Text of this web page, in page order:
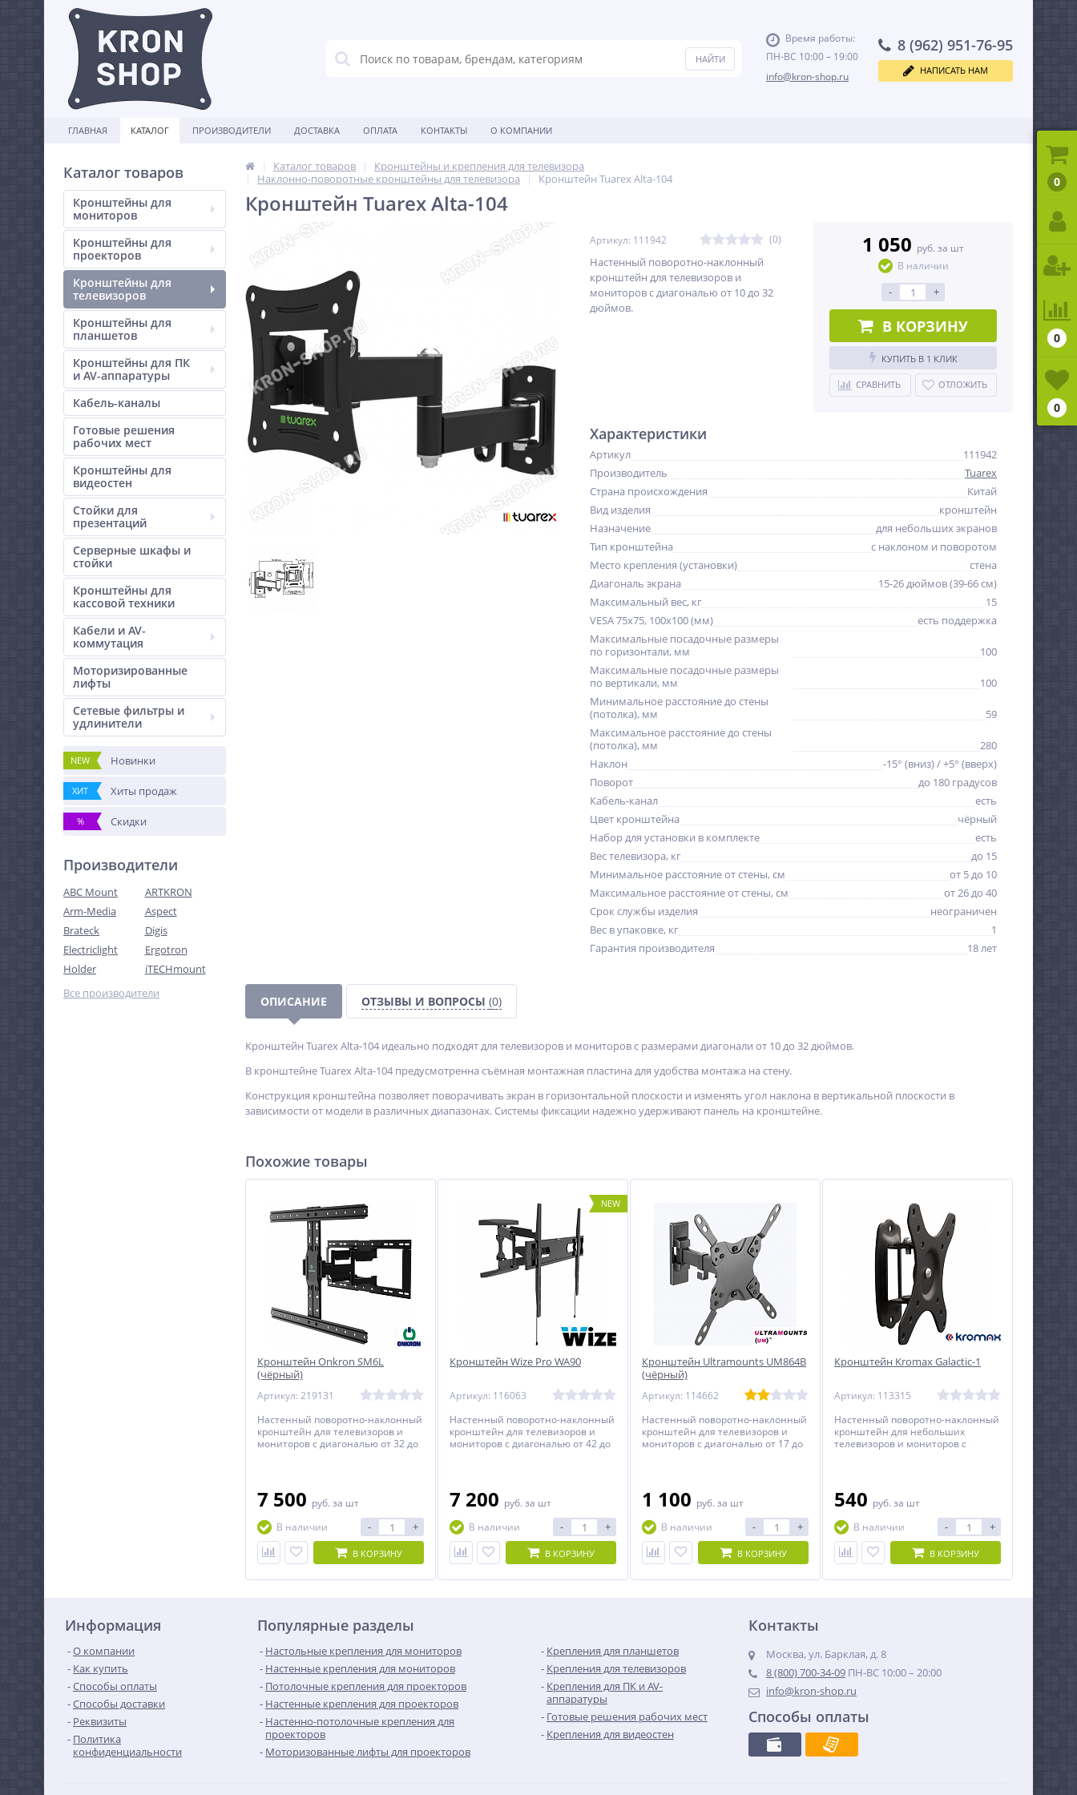
Время работы:
ПН-ВС 10:00 – 19:00
info@kron-shop.ru
8 (962) 951-76-95
НАПИСАТЬ НАМ
ГЛАВНАЯ КАТАЛОГ ПРОИЗВОДИТЕЛИ ДОСТАВКА ОПЛАТА КОНТАКТЫ О КОМПАНИИ
Каталог товаров
Кронштейны для
мониторов
Кронштейны для
проекторов
Кронштейны для
телевизоров
Кронштейны для
планшетов
Кронштейны для ПК
и AV-аппаратуры
Кабель-каналы
Готовые решения
рабочих мест
Кронштейны для
видеостен
Стойки для
презентаций
Серверные шкафы и
стойки
Кронштейны для
кассовой техники
Кабели и AV-
коммутация
Моторизированные
лифты
Сетевые фильтры и
удлинители
NEW Новинки
ХИТ Хиты продаж
% Скидки
Производители
ABC Mount
ARTKRON
Arm-Media
Aspect
Brateck
Digis
Electriclight
Ergotron
Holder
iTECHmount
Все производители
Каталог товаров
Кронштейны и крепления для телевизора
Наклонно-поворотные кронштейны для телевизора
Кронштейн Tuarex Alta-104
Кронштейн Tuarex Alta-104
Артикул: 111942 (0)
Настенный поворотно-наклонный
кронштейн для телевизоров и
мониторов с диагональю от 10 до 32
дюймов.
1 050 руб. за шт
В наличии
- +
В КОРЗИНУ
КУПИТЬ В 1 КЛИК
СРАВНИТЬ ОТЛОЖИТЬ
Характеристики
Артикул
111942
Производитель
Tuarex
Страна происхождения
Китай
Вид изделия
кронштейн
Назначение
для небольших экранов
Тип кронштейна
с наклоном и поворотом
Место крепления (установки)
стена
Диагональ экрана
15-26 дюймов (39-66 см)
Максимальный вес, кг
15
VESA 75x75, 100x100 (мм)
есть поддержка
Максимальные посадочные размеры
по горизонтали, мм
100
Максимальные посадочные размеры
по вертикали, мм
100
Минимальное расстояние до стены
(потолка), мм
59
Максимальное расстояние до стены
(потолка), мм
280
Наклон
-15° (вниз) / +5° (вверх)
Поворот
до 180 градусов
Кабель-канал
есть
Цвет кронштейна
чёрный
Набор для установки в комплекте
есть
Вес телевизора, кг
до 15
Минимальное расстояние от стены, см
от 5 до 10
Максимальное расстояние от стены, см
от 26 до 40
Срок службы изделия
неограничен
Вес в упаковке, кг
1
Гарантия производителя
18 лет
ОПИСАНИЕ ОТЗЫВЫ И ВОПРОСЫ (0)
Кронштейн Tuarex Alta-104 идеально подходят для телевизоров и мониторов с размерами диагонали от 10 до 32 дюймов.
В кронштейне Tuarex Alta-104 предусмотренна съёмная монтажная пластина для удобства монтажа на стену.
Конструкция кронштейна позволяет поворачивать экран в горизонтальной плоскости и изменять угол наклона в вертикальной плоскости в
зависимости от модели в различных диапазонах. Системы фиксации надежно удерживают панель на кронштейне.
Похожие товары
Кронштейн Onkron SM6L
(чёрный)
Артикул: 219131
Настенный поворотно-наклонный
кронштейн для телевизоров и
мониторов с диагональю от 32 до
7 500 руб. за шт
В наличии
- +
В КОРЗИНУ
NEW
Кронштейн Wize Pro WA90
Артикул: 116063
Настенный поворотно-наклонный
кронштейн для телевизоров и
мониторов с диагональю от 42 до
7 200 руб. за шт
В наличии
- +
В КОРЗИНУ
Кронштейн Ultramounts UM864B
(чёрный)
Артикул: 114662
Настенный поворотно-наклонный
кронштейн для телевизоров и
мониторов с диагональю от 17 до
1 100 руб. за шт
В наличии
- +
В КОРЗИНУ
Кронштейн Kromax Galactic-1
Артикул: 113315
Настенный поворотно-наклонный
кронштейн для небольших
телевизоров и мониторов с
540 руб. за шт
В наличии
- +
В КОРЗИНУ
Информация
О компании
Как купить
Способы оплаты
Способы доставки
Реквизиты
Политика
конфиденциальности
Популярные разделы
Настольные крепления для мониторов
Настенные крепления для мониторов
Потолочные крепления для проекторов
Настенные крепления для проекторов
Настенно-потолочные крепления для
проекторов
Моторизованные лифты для проекторов
Крепления для планшетов
Крепления для телевизоров
Крепления для ПК и AV-
аппаратуры
Готовые решения рабочих мест
Крепления для видеостен
Контакты
Москва, ул. Барклая, д. 8
8 (800) 700-34-09 ПН-ВС 10:00 – 20:00
info@kron-shop.ru
Способы оплаты
0
0
0